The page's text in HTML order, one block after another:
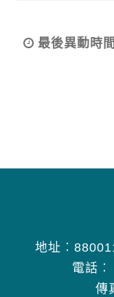
最後異動時間
地址
電話︰
傳